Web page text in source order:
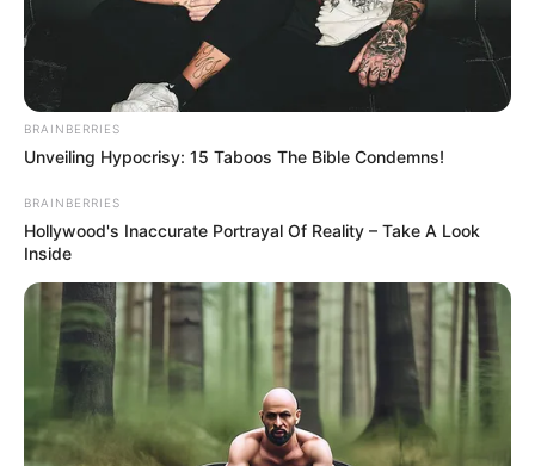
BRAINBERRIES
Unveiling Hypocrisy: 15 Taboos The Bible Condemns!
BRAINBERRIES
Hollywood's Inaccurate Portrayal Of Reality – Take A Look
Inside